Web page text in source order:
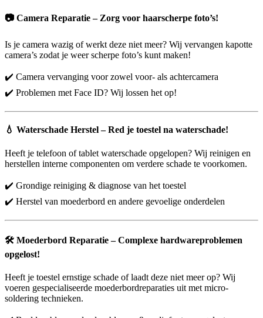
📷 Camera Reparatie – Zorg voor haarscherpe foto’s!
Is je camera wazig of werkt deze niet meer? Wij vervangen kapotte
camera’s zodat je weer scherpe foto’s kunt maken!
✔️ Camera vervanging voor zowel voor- als achtercamera
✔️ Problemen met Face ID? Wij lossen het op!
💧 Waterschade Herstel – Red je toestel na waterschade!
Heeft je telefoon of tablet waterschade opgelopen? Wij reinigen en
herstellen interne componenten om verdere schade te voorkomen.
✔️ Grondige reiniging & diagnose van het toestel
✔️ Herstel van moederbord en andere gevoelige onderdelen
🛠️ Moederbord Reparatie – Complexe hardwareproblemen
opgelost!
Heeft je toestel ernstige schade of laadt deze niet meer op? Wij
voeren gespecialiseerde moederbordreparaties uit met micro-
soldering technieken.